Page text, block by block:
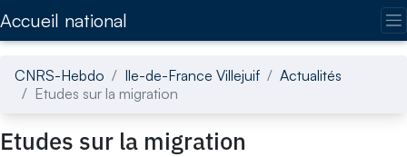
Accueil national
CNRS-Hebdo Ile-de-France Villejuif
Actualités
Etudes sur la migration
Etudes sur la migration